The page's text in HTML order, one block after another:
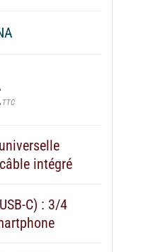
TTC
intégré
C) : 3/4